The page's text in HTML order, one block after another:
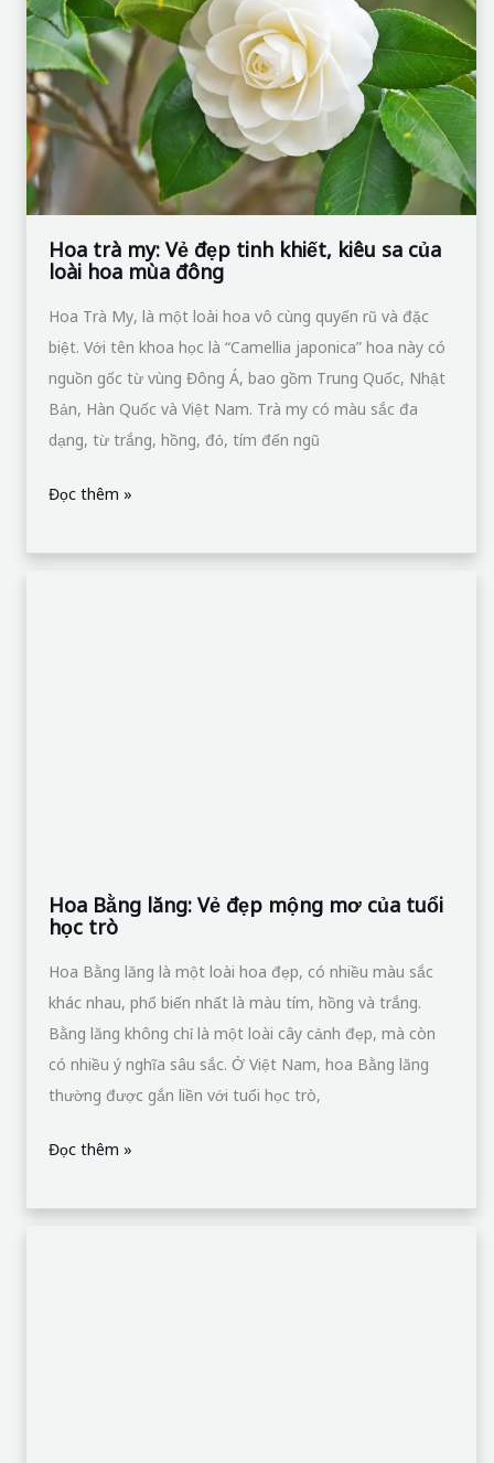
Hoa trà my: Vẻ đẹp tinh khiết, kiêu sa của
loài hoa mùa đông
Hoa Trà My, là một loài hoa vô cùng quyến rũ và đặc
biệt. Với tên khoa học là “Camellia japonica” hoa này có
nguồn gốc từ vùng Đông Á, bao gồm Trung Quốc, Nhật
Bản, Hàn Quốc và Việt Nam. Trà my có màu sắc đa
dạng, từ trắng, hồng, đỏ, tím đến ngũ
Vẻ
đẹp
tinh
khiết,
kiêu
sa
của
loài
hoa
Đọc thêm »
Hoa Bằng lăng: Vẻ đẹp mộng mơ của tuổi
học trò
Hoa Bằng lăng là một loài hoa đẹp, có nhiều màu sắc
khác nhau, phổ biến nhất là màu tím, hồng và trắng.
Bằng lăng không chỉ là một loài cây cảnh đẹp, mà còn
có nhiều ý nghĩa sâu sắc. Ở Việt Nam, hoa Bằng lăng
thường được gắn liền với tuổi học trò,
trò
Đọc thêm »